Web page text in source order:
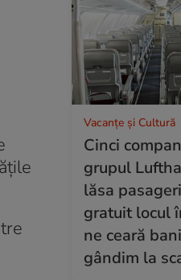
Vacanțe și Cultură
Cinci
grupul
lăsa
gratuit locul
ne ceară
gândim la